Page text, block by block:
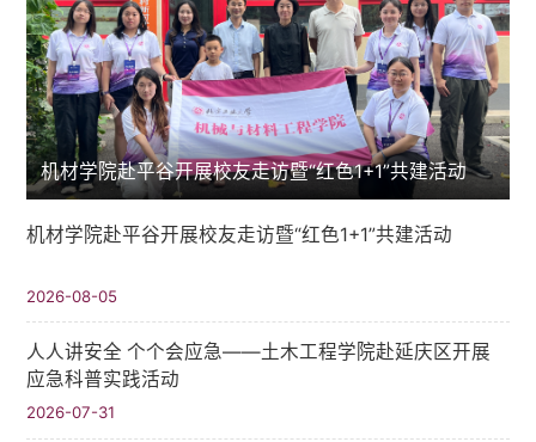
机材学院赴平谷开展校友走访暨“红色1+1”共建活动
机材学院赴平谷开展校友走访暨“红色1+1”共建活动
2026-08-05
人人讲安全 个个会应急——土木工程学院赴延庆区开展
应急科普实践活动
2026-07-31